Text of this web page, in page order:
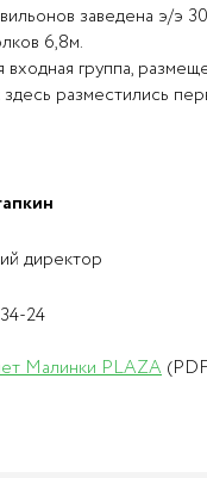
заведена э/э
6,8м.
входная группа,
здесь разместились
директор
24
Малинки PLAZA